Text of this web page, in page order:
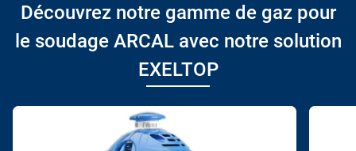
Découvrez notre gamme de gaz pour
le soudage ARCAL avec notre solution
EXELTOP